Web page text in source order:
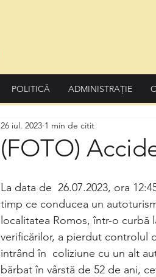
POLITICĂ ADMINISTRAȚIE
(FOTO)
26 iul. 2023 1 min de citit
La data de  26.07.2023, ora
timp ce conducea un
localitatea Romos, într-o
verificărilor, a pierdut controlul
intrând în  coliziune cu un alt
bărbat în vârstă de 52 de ani,